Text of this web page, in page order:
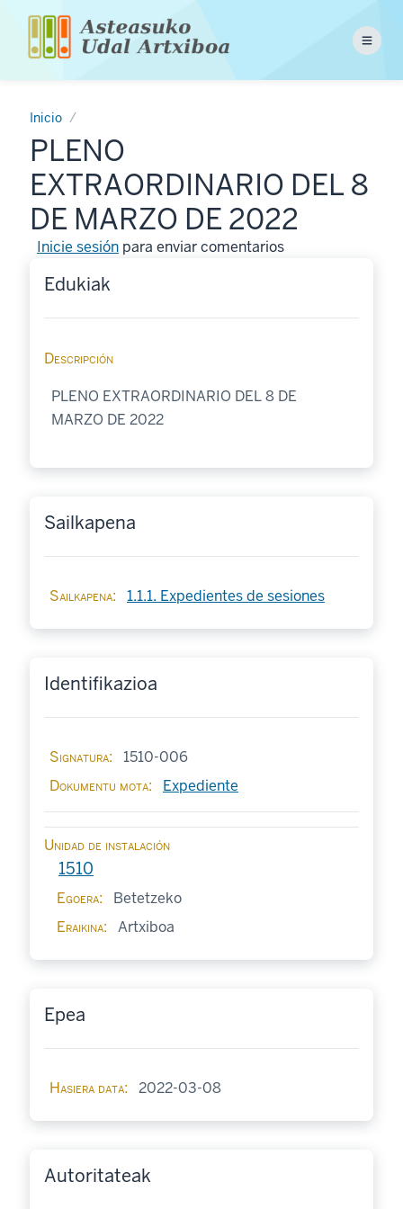
contenido
Menu
Inicio
PLENO
EXTRAORDINARIO DEL 8
DE MARZO DE 2022
Inicie sesiónpara enviar comentarios
Edukiak
Descripción
PLENO EXTRAORDINARIO DEL 8 DE
MARZO DE 2022
Sailkapena
Sailkapena 1.1.1. Expedientes de sesiones
Identifikazioa
Signatura
1510-006
Dokumentu mota
Expediente
Unidad de instalación
1510
Egoera
Betetzeko
Eraikina
Artxiboa
Epea
Hasiera data 2022-03-08
Autoritateak